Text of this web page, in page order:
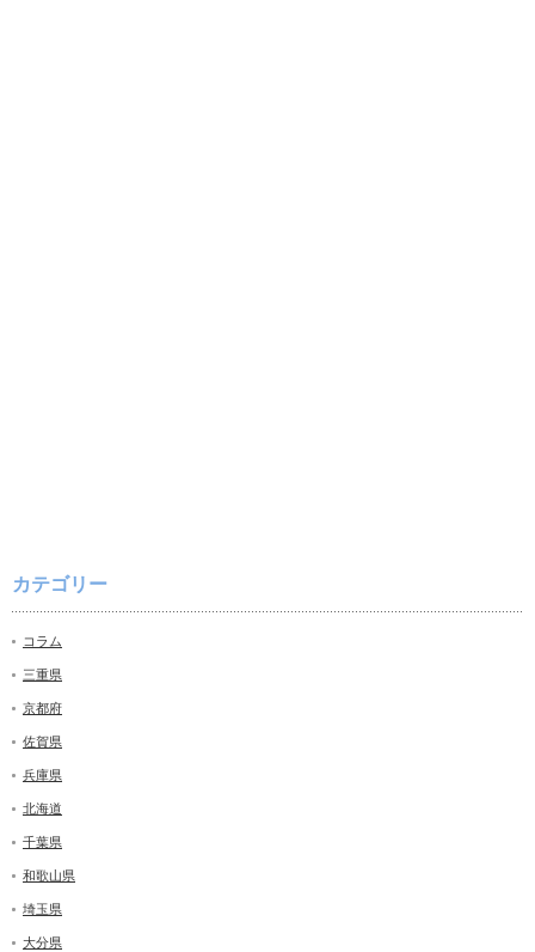
カテゴリー
コラム
三重県
京都府
佐賀県
兵庫県
北海道
千葉県
和歌山県
埼玉県
大分県